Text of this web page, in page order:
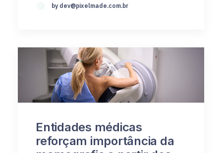
by dev@pixelmade.com.br
Entidades médicas
reforçam importância da